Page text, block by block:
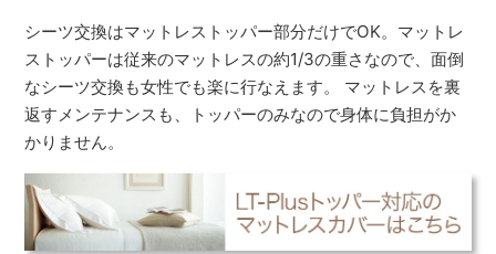
シーツ交換はマットレストッパー部分だけでOK。マットレ
ストッパーは従来のマットレスの約1/3の重さなので、面倒
なシーツ交換も女性でも楽に行なえます。 マットレスを裏
返すメンテナンスも、トッパーのみなので身体に負担がか
かりません。